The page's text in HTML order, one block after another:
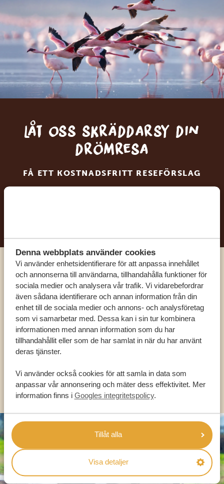
Denna webbplats använder cookies
Vi använder enhetsidentifierare för att anpassa innehållet
och annonserna till användarna, tillhandahålla funktioner för
sociala medier och analysera vår trafik. Vi vidarebefordrar
även sådana identifierare och annan information från din
enhet till de sociala medier och annons- och analysföretag
som vi samarbetar med. Dessa kan i sin tur kombinera
informationen med annan information som du har
tillhandahållit eller som de har samlat in när du har använt
deras tjänster.
Vi använder också cookies för att samla in data som
anpassar vår annonsering och mäter dess effektivitet. Mer
information finns i Googles integritetspolicy.
Tillåt alla
Visa detaljer
Låt oss skräddarsy din
drömresa
FÅ ETT KOSTNADSFRITT RESEFÖRSLAG
Ring en av våra experter
VÅRA SPECIALISTER FINNS HÄR FÖR ATT
HJÄLPA DIG
OLIKA LÄNDER